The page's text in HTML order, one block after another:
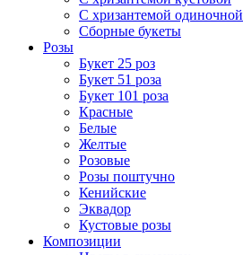
С хризантемой одиночной
Сборные букеты
Розы
Букет 25 роз
Букет 51 роза
Букет 101 роза
Красные
Белые
Желтые
Розовые
Розы поштучно
Кенийские
Эквадор
Кустовые розы
Композиции